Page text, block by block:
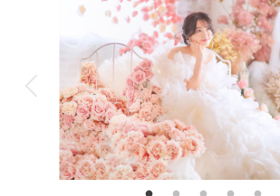
撮影料 新婦衣装1着
ヘアメイク
アルバム データ 120 カット
衣装追加 会食
家族と撮影 家族用衣装レンタル
これから和装ロケのシーズンです♪ Photoraitからご
タとフレームが付きます！
2月3月4月、茨城県水戸市近辺は偕楽園の梅、千波湖